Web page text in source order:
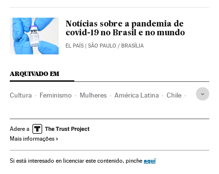
Notícias sobre a pandemia de
covid-19 no Brasil e no mundo
EL PAÍS | SÃO PAULO / BRASÍLIA
ARQUIVADO EM
Cultura Feminismo Mulheres América Latina Chile
Adere a
Mais informações
Si está interesado en licenciar este contenido, pinche aquí